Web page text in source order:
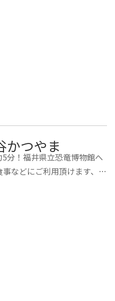
つやま
分！福井県立恐竜博物館へ
などにご利用頂けます、勝